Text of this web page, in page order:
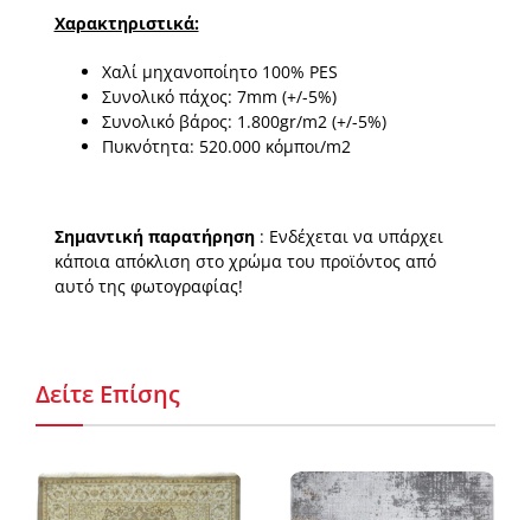
Χαρακτηριστικά:
Χαλί μηχανοποίητο 100% PES
Συνολικό πάχος: 7mm (+/-5%)
Συνολικό βάρος: 1.800gr/m2 (+/-5%)
Πυκνότητα: 520.000 κόμποι/m2
Σημαντική παρατήρηση: Ενδέχεται να υπάρχει
κάποια απόκλιση στο χρώμα του προϊόντος από
αυτό της φωτογραφίας!
Δείτε Επίσης